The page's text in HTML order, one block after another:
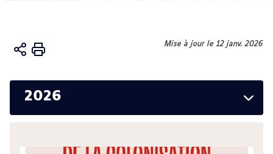
Vous
Accueil
Publications
Mise à jour le 12 janv. 2026
2026